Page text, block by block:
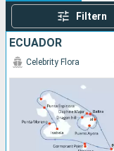
Filtern
ECUADOR
Celebrity Flora